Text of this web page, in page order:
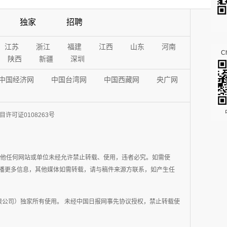
独家 招聘
江苏 浙江 福建 江西 山东
河南
陕西 新疆 深圳
国经济网 中国台湾网 中国西藏网
央广网
许可证0108263号
任何网站或单位未经允许禁止转载、使用，违者必究。如需使
多信息，其他媒体如需转载，请与稿件来源方联系，如产生任
司）独家所有使用。 未经中国日报网事先协议授权，禁止转载使